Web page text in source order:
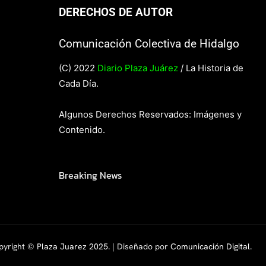
DERECHOS DE AUTOR
Comunicación Colectiva de Hidalgo
(C) 2022 Diario Plaza Juárez / La Historia de
Cada Día.
Algunos Derechos Reservados: Imágenes y
Contenido.
Breaking News
© Plaza Juarez 2025. | Diseñado por Comunicación Digital.